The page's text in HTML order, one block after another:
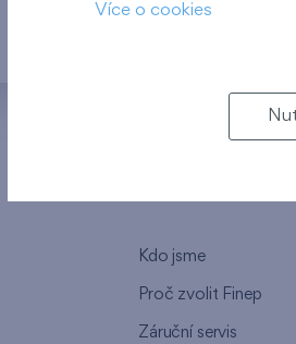
Kdo jsme
Proč zvolit Finep
Záruční servis
Více o cookies